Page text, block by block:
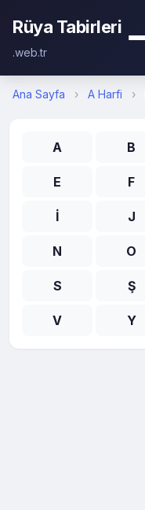
Rüya Tabirleri
.web.tr
Ana Sayfa › A Harfi ›
A B
E F
İ J
N O
S Ş
V Y